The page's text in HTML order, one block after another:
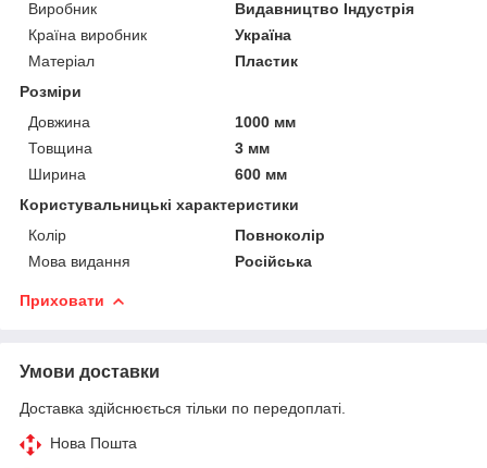
Виробник
Видавництво Індустрія
Країна виробник
Україна
Матеріал
Пластик
Розміри
Довжина
1000 мм
Товщина
3 мм
Ширина
600 мм
Користувальницькі характеристики
Колір
Повноколір
Мова видання
Російська
Приховати
Умови доставки
Доставка здійснюється тільки по передоплаті.
Нова Пошта